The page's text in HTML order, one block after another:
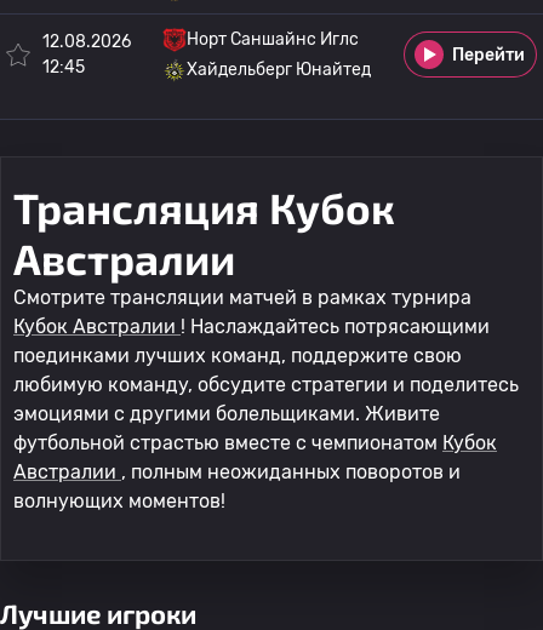
12.08.2026
12:45
Норт Саншайнс Иглс
Хайдельберг Юнайтед
Перейти
Трансляция Кубок
Австралии
Смотрите трансляции матчей в рамках турнира
Кубок Австралии ! Наслаждайтесь потрясающими
поединками лучших команд, поддержите свою
любимую команду, обсудите стратегии и поделитесь
эмоциями с другими болельщиками. Живите
футбольной страстью вместе с чемпионатом Кубок
Австралии , полным неожиданных поворотов и
волнующих моментов!
Лучшие игроки